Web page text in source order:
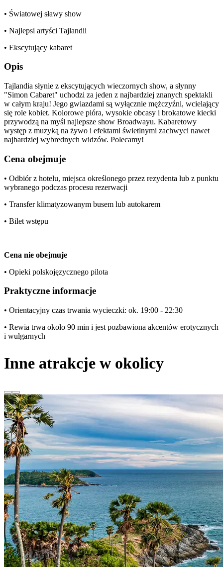
• Światowej sławy show
• Najlepsi artyści Tajlandii
• Ekscytujący kabaret
Opis
Tajlandia słynie z ekscytujących wieczornych show, a słynny
"Simon Cabaret" uchodzi za jeden z najbardziej znanych spektakli
w całym kraju! Jego gwiazdami są wyłącznie mężczyźni, wcielający
się role kobiet. Kolorowe pióra, wysokie obcasy i brokatowe kiecki
przywodzą na myśl najlepsze show Broadwayu. Kabaretowy
występ z muzyką na żywo i efektami świetlnymi zachwyci nawet
najbardziej wybrednych widzów. Polecamy!
Cena obejmuje
• Odbiór z hotelu, miejsca określonego przez rezydenta lub z punktu
wybranego podczas procesu rezerwacji
• Transfer klimatyzowanym busem lub autokarem
• Bilet wstępu
Cena nie obejmuje
• Opieki polskojęzycznego pilota
Praktyczne informacje
• Orientacyjny czas trwania wycieczki: ok. 19:00 - 22:30
• Rewia trwa około 90 min i jest pozbawiona akcentów erotycznych
i wulgarnych
Inne atrakcje w okolicy